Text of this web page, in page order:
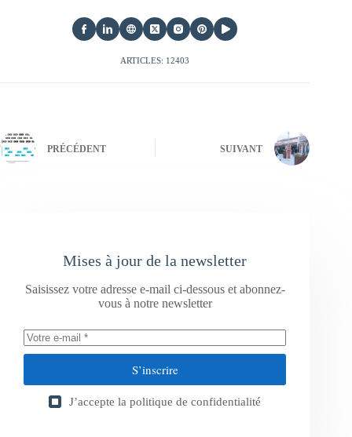
ARTICLES: 12403
PRÉCÉDENT SUIVANT
Mises à jour de la newsletter
Saisissez votre adresse e-mail ci-dessous et abonnez-
vous à notre newsletter
S’inscrire
J’accepte la politique de confidentialité